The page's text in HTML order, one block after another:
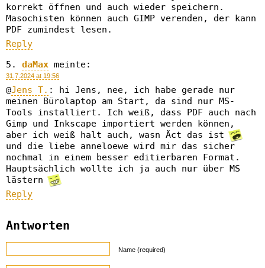
korrekt öffnen und auch wieder speichern.
Masochisten können auch GIMP verenden, der kann
PDF zumindest lesen.
Reply
daMax meinte:
31.7.2024 at 19:56
@Jens T. : hi Jens, nee, ich habe gerade nur
meinen Bürolaptop am Start, da sind nur MS-
Tools installiert. Ich weiß, dass PDF auch nach
Gimp und Inkscape importiert werden können,
aber ich weiß halt auch, wasn Äct das ist
und die liebe anneloewe wird mir das sicher
nochmal in einem besser editierbaren Format.
Hauptsächlich wollte ich ja auch nur über MS
lästern
Reply
Antworten
Name (required)